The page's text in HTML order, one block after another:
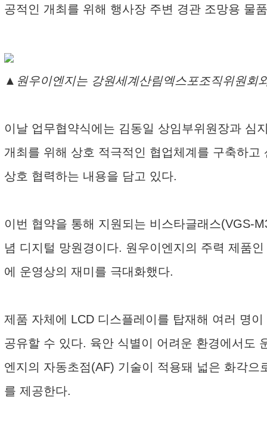
공적인 개최를 위해 행사장 주변 경관 조망용 물
▲원우이엔지는 강원세계산림엑스포조직위원회
이날 업무협약식에는 김동일 상임부위원장과 심
개최를 위해 상호 적극적인 협업체계를 구축하
상호 협력하는 내용을 담고 있다.
이번 협약을 통해 지원되는 비스타글래스(VGS-
념 디지털 망원경이다. 원우이엔지의 주력 제품
에 운영상의 재미를 극대화했다.
제품 자체에 LCD 디스플레이를 탑재해 여러 명
공유할 수 있다. 육안 식별이 어려운 환경에서도
엔지의 자동초점(AF) 기술이 적용돼 넓은 화각
를 제공한다.